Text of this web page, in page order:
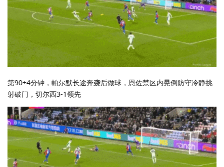
第90+4分钟，帕尔默长途奔袭后做球，恩佐禁区内晃倒防守冷静挑
射破门，切尔西3-1领先